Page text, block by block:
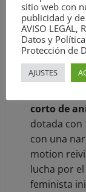
memoria
individual
con sus
proyectos
su parte, “
Vicente
corto de
dotada con
con una
motion
lucha por
feminista
sitio web con
publicidad y de
AVISO LEGAL,
Datos y
Protección de
AJUSTES